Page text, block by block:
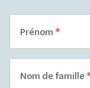
Prénom
Nom de famille